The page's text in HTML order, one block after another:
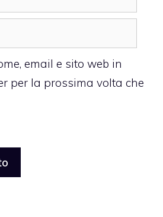
email e sito web in
per la prossima volta che